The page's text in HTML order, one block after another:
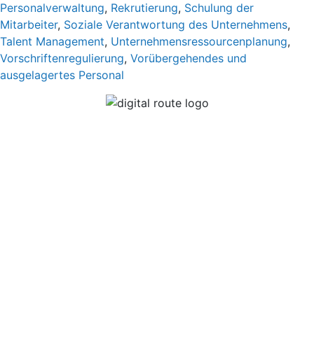
Personalverwaltung, Rekrutierung, Schulung der
Mitarbeiter, Soziale Verantwortung des Unternehmens,
Talent Management, Unternehmensressourcenplanung,
Vorschriftenregulierung, Vorübergehendes und
ausgelagertes Personal